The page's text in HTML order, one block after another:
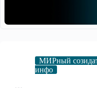
МИРный
инфо